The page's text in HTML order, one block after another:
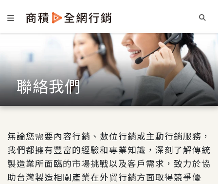
聯絡我們
無論您需要內容行銷、數位行銷或主動行銷服務，
我們都擁有豐富的經驗和專業知識，深刻了解傳統
製造業所面臨的市場挑戰以及客戶需求，致力於協
助台灣製造相關產業在外貿行銷方面取得競爭優